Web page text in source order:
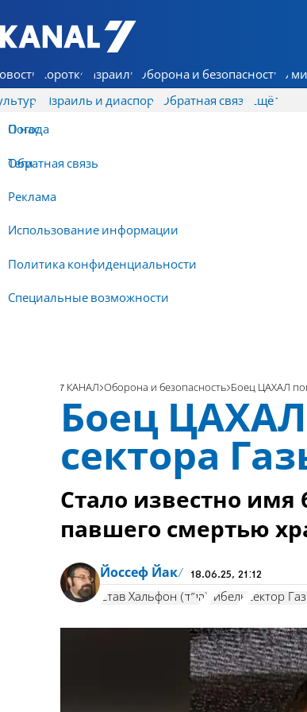
7 КАНАЛ - Аруц Шева
Коротко Израиль Оборона и безопасность В
Израиль и диаспора Обратная связь
О нас
Обратная связь
Реклама
Использование информации
Политика конфиденциальности
Специальные возможности
Ещё
Погода
Теги
7 КАНАЛ Оборона и безопасность Боец ЦАХАЛ
Боец
сектора
Стало известно
павшего смертью
Йоссеф Йак 18.06.25, 21:12
Став Хальфон (הי"ד) гибель сектор